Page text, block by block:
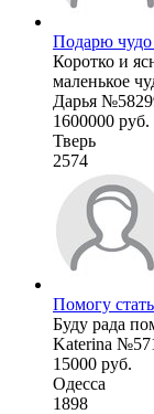
Подарю
Коротко и
маленькое
Дарья
1600000 руб.
Тверь
2574
Помогу
Буду рада
Katerina
15000 руб.
Одесса
1898